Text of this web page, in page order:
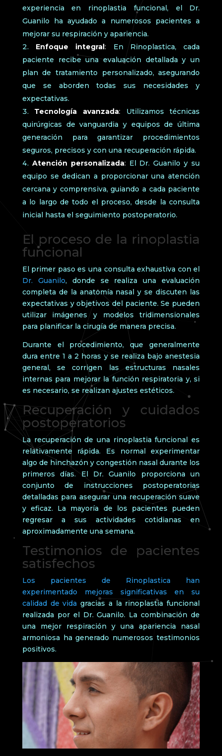
experiencia en rinoplastia funcional, el Dr.
Guanilo ha ayudado a numerosos pacientes a
mejorar su respiración y apariencia.
Enfoque integral: En Rinoplastica, cada
paciente recibe una evaluación detallada y un
plan de tratamiento personalizado, asegurando
que se aborden todas sus necesidades y
expectativas.
Tecnología avanzada: Utilizamos técnicas
quirúrgicas de vanguardia y equipos de última
generación para garantizar procedimientos
seguros, precisos y con una recuperación rápida.
Atención personalizada: El Dr. Guanilo y su
equipo se dedican a proporcionar una atención
cercana y comprensiva, guiando a cada paciente
a lo largo de todo el proceso, desde la consulta
inicial hasta el seguimiento postoperatorio.
El proceso de la rinoplastia
funcional
El primer paso es una consulta exhaustiva con el
Dr. Guanilo, donde se realiza una evaluación
completa de la anatomía nasal y se discuten las
expectativas y objetivos del paciente. Se pueden
utilizar imágenes y modelos tridimensionales
para planificar la cirugía de manera precisa.
Durante el procedimiento, que generalmente
dura entre 1 a 2 horas y se realiza bajo anestesia
general, se corrigen las estructuras nasales
internas para mejorar la función respiratoria y, si
es necesario, se realizan ajustes estéticos.
Recuperación y cuidados
postoperatorios
La recuperación de una rinoplastia funcional es
relativamente rápida. Es normal experimentar
algo de hinchazón y congestión nasal durante los
primeros días. El Dr. Guanilo proporciona un
conjunto de instrucciones postoperatorias
detalladas para asegurar una recuperación suave
y eficaz. La mayoría de los pacientes pueden
regresar a sus actividades cotidianas en
aproximadamente una semana.
Testimonios de pacientes
satisfechos
Los pacientes de Rinoplastica han
experimentado mejoras significativas en su
calidad de vida gracias a la rinoplastia funcional
realizada por el Dr. Guanilo. La combinación de
una mejor respiración y una apariencia nasal
armoniosa ha generado numerosos testimonios
positivos.